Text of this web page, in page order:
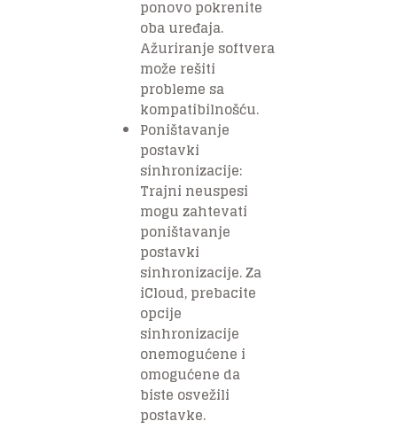
ponovo pokrenite
oba uređaja.
Ažuriranje softvera
može rešiti
probleme sa
kompatibilnošću.
Poništavanje
postavki
sinhronizacije:
Trajni neuspesi
mogu zahtevati
poništavanje
postavki
sinhronizacije. Za
iCloud, prebacite
opcije
sinhronizacije
onemogućene i
omogućene da
biste osvežili
postavke.